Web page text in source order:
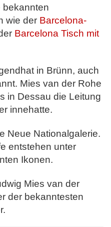
bekannten
wie der Barcelona-
Barcelona Tisch mit
in Brünn, auch
Mies van der Rohe
in Dessau die Leitung
innehatte.
Neue Nationalgalerie.
entstehen unter
Ikonen.
Mies van der
der bekanntesten